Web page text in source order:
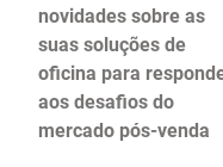
novidades sobre as
suas soluções de
oficina para
aos desafios do
mercado pós-venda